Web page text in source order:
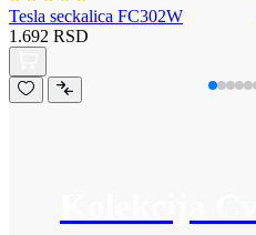
Tesla seckalica FC302W
1.692 RSD